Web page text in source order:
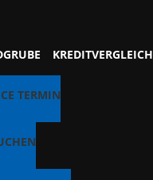
KREDITVERGLEICH
TERMIN